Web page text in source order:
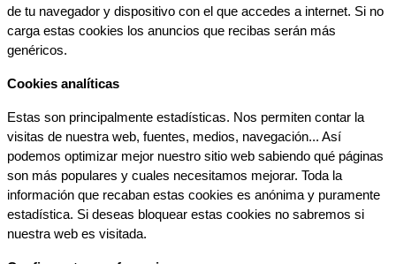
de tu navegador y dispositivo con el que accedes a internet. Si no
carga estas cookies los anuncios que recibas serán más
genéricos.
Cookies analíticas
Estas son principalmente estadísticas. Nos permiten contar la
visitas de nuestra web, fuentes, medios, navegación... Así
podemos optimizar mejor nuestro sitio web sabiendo qué páginas
son más populares y cuales necesitamos mejorar. Toda la
información que recaban estas cookies es anónima y puramente
estadística. Si deseas bloquear estas cookies no sabremos si
nuestra web es visitada.